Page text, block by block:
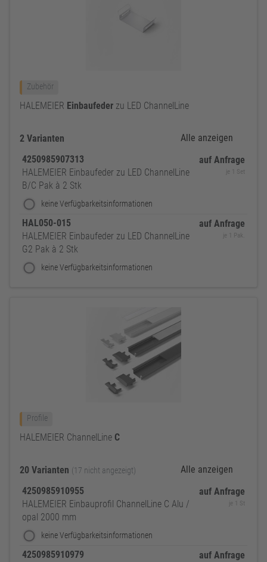
Zubehör
HALEMEIER Einbaufeder zu LED ChannelLine
2 Varianten
Alle anzeigen
4250985907313
HALEMEIER Einbaufeder zu LED ChannelLine
B/C Pak à 2 Stk
keine Verfügbarkeitsinformationen
auf Anfrage
je 1 Set
HAL050-015
HALEMEIER Einbaufeder zu LED ChannelLine
G2 Pak à 2 Stk
keine Verfügbarkeitsinformationen
auf Anfrage
je 1 Pak.
Profile
HALEMEIER ChannelLine C
20 Varianten (17 nicht angezeigt)
Alle anzeigen
4250985910955
HALEMEIER Einbauprofil ChannelLine C Alu /
opal 2000 mm
keine Verfügbarkeitsinformationen
auf Anfrage
je 1 St
4250985910979 auf Anfrage